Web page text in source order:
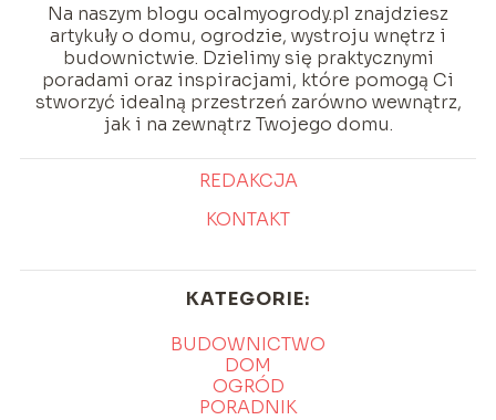
Na naszym blogu ocalmyogrody.pl znajdziesz
artykuły o domu, ogrodzie, wystroju wnętrz i
budownictwie. Dzielimy się praktycznymi
poradami oraz inspiracjami, które pomogą Ci
stworzyć idealną przestrzeń zarówno wewnątrz,
jak i na zewnątrz Twojego domu.
REDAKCJA
KONTAKT
KATEGORIE:
BUDOWNICTWO
DOM
OGRÓD
PORADNIK